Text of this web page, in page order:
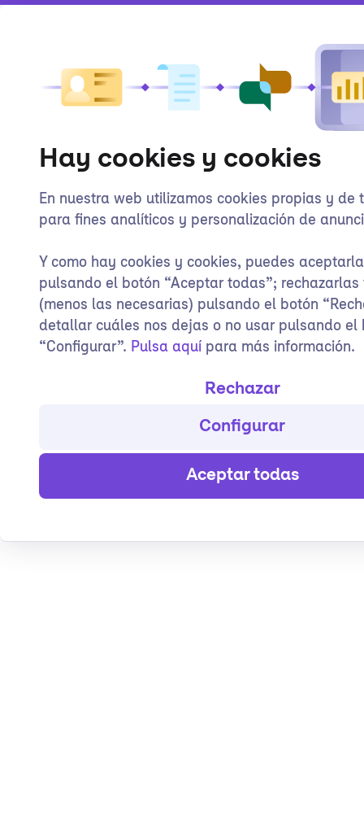
Hay cookies y cookies
En nuestra web utilizamos cookies propias y de
para fines analíticos y personalización de
Y como hay cookies y cookies, puedes
pulsando el botón “Aceptar todas”; rechazarlas
(menos las necesarias) pulsando el botón
detallar cuáles nos dejas o no usar pulsando el
“Configurar”. Pulsa aquí para más información.
Rechazar
Configurar
Aceptar todas